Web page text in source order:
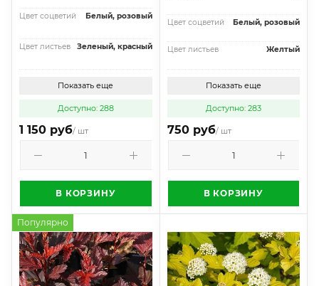
Цвет соцветий Белый, розовый
Цвет листьев Зеленый, красный
Показать еще
Доступно: 288
1 150 руб/ шт
В КОРЗИНУ
Цвет соцветий Белый, розовый
Цвет листьев Желтый
Показать еще
Доступно: 283
750 руб/ шт
В КОРЗИНУ
Популярно